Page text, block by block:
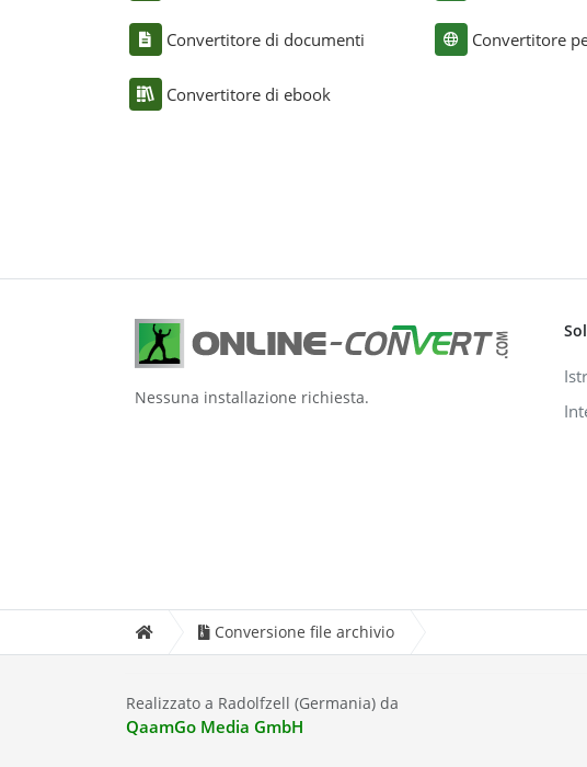
Convertitore di documenti
Convertitore di ebook
Convertitore
Nessuna installazione richiesta.
Conversione file archivio
Realizzato a Radolfzell (Germania) da
QaamGo Media GmbH